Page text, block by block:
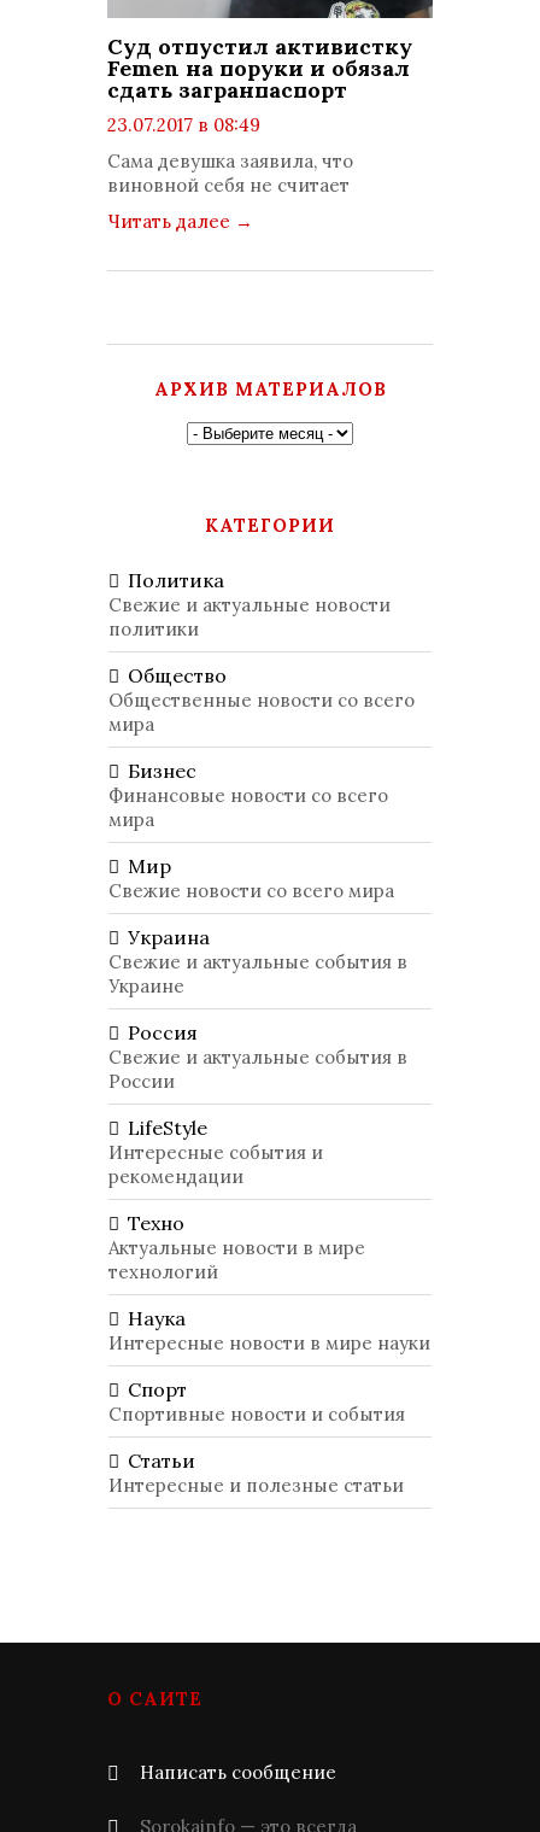
Суд отпустил активистку
Femen на поруки и обязал
сдать загранпаспорт
23.07.2017 в 08:49
комментариев: 0
Сама девушка заявила, что
виновной себя не считает
Читать далее →
АРХИВ МАТЕРИАЛОВ
КАТЕГОРИИ
Политика
Свежие и актуальные новости
политики
Общество
Общественные новости со всего
мира
Бизнес
Финансовые новости со всего
мира
Мир
Свежие новости со всего мира
Украина
Свежие и актуальные события в
Украине
Россия
Свежие и актуальные события в
России
LifeStyle
Интересные события и
рекомендации
Техно
Актуальные новости в мире
технологий
Наука
Интересные новости в мире науки
Спорт
Спортивные новости и события
Статьи
Интересные и полезные статьи
О САЙТЕ
Написать сообщение
Sorokainfo — это всегда